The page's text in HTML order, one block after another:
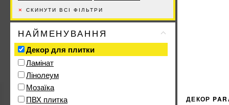
ДЕКОР
× СКИНУТИ ВСІ ФІЛЬТРИ
НАЙМЕНУВАННЯ
Декор для плитки
Ламінат
Лінолеум
Мозаїка
ПВХ плитка